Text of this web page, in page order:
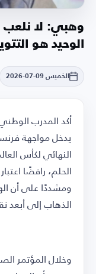
وهبي: لا نلعب
الوحيد هو
الخميس 09-07-2026
أكد المدرب
يدخل مواجهة
الحلم، رافضًا
ومشددًا على أن
الذهاب إلى أبعد
وخلال المؤتمر